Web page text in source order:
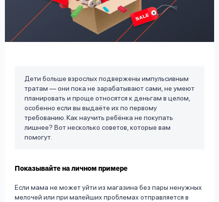
Дети больше взрослых подвержены импульсивным
тратам — они пока не зарабатывают сами, не умеют
планировать и проще относятся к деньгам в целом,
особенно если вы выдаёте их по первому
требованию. Как научить ребёнка не покупать
лишнее? Вот несколько советов, которые вам
помогут.
Показывайте на личном примере
Если мама не может уйти из магазина без пары ненужных
мелочей или при малейших проблемах отправляется в
Оформить заявку
Войти под другим номером
Ответы
на
вопросы
данных